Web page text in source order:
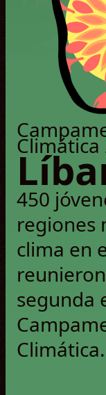
English
Climática
© Pamela EA
450
regiones
clima en
segunda
Climática.